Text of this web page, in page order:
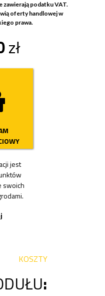
zawierają podatku VAT.
oferty handlowej w
prawa.
jest
swoich
zł
:
KOSZTY